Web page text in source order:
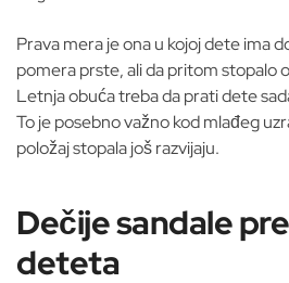
Prava mera je ona u kojoj dete ima
pomera prste, ali da pritom stopalo
Letnja obuća treba da prati dete
To je posebno važno kod mlađeg
položaj stopala još razvijaju.
Dečije sandale
deteta